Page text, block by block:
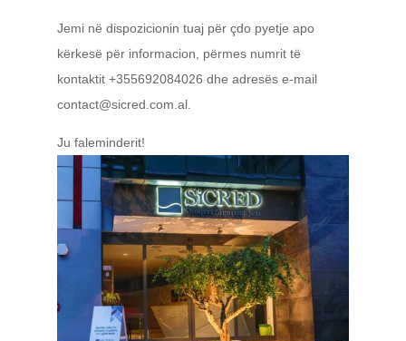
Jemi në dispozicionin tuaj për çdo pyetje apo
kërkesë për informacion, përmes numrit të
kontaktit +355692084026 dhe adresës e-mail
contact@sicred.com.al.
Ju faleminderit!